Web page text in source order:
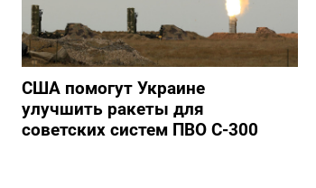
США помогут Украине
улучшить ракеты для
советских систем ПВО С-300